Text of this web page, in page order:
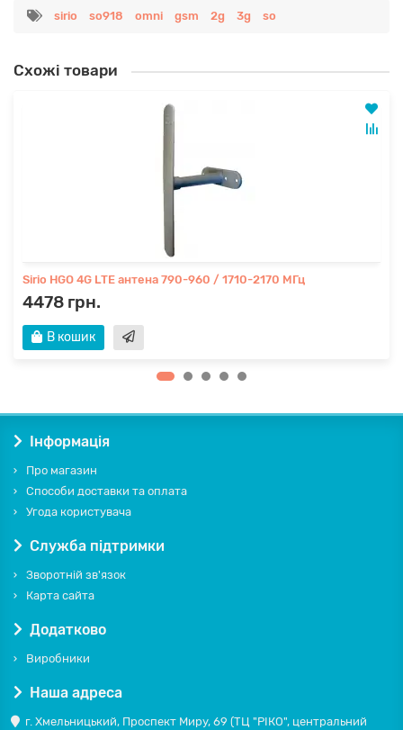
sirio so918 omni gsm 2g 3g so
Схожі товари
Sirio HGO 4G LTE антена 790-960 / 1710-2170 МГц
4478 грн.
В кошик
Інформація
Про магазин
Способи доставки та оплата
Угода користувача
Служба підтримки
Зворотній зв'язок
Карта сайта
Додатково
Виробники
Наша адреса
г. Хмельницький, Проспект Миру, 69 (ТЦ "РІКО", центральний